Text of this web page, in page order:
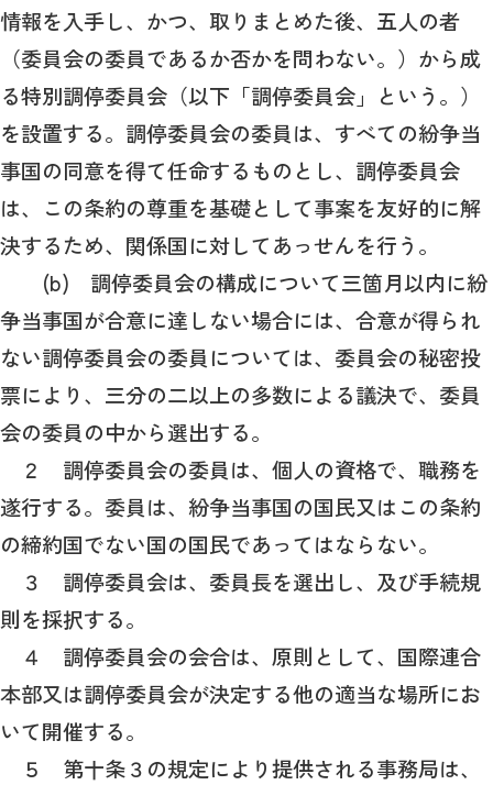
情報を入手し、かつ、取りまとめた後、五人の者
（委員会の委員であるか否かを問わない。）から成
る特別調停委員会（以下「調停委員会」という。）
を設置する。調停委員会の委員は、すべての紛争当
事国の同意を得て任命するものとし、調停委員会
は、この条約の尊重を基礎として事案を友好的に解
決するため、関係国に対してあっせんを行う。
(b) 調停委員会の構成について三箇月以内に紛
争当事国が合意に達しない場合には、合意が得られ
ない調停委員会の委員については、委員会の秘密投
票により、三分の二以上の多数による議決で、委員
会の委員の中から選出する。
２ 調停委員会の委員は、個人の資格で、職務を
遂行する。委員は、紛争当事国の国民又はこの条約
の締約国でない国の国民であってはならない。
３ 調停委員会は、委員長を選出し、及び手続規
則を採択する。
４ 調停委員会の会合は、原則として、国際連合
本部又は調停委員会が決定する他の適当な場所にお
いて開催する。
５ 第十条３の規定により提供される事務局は、